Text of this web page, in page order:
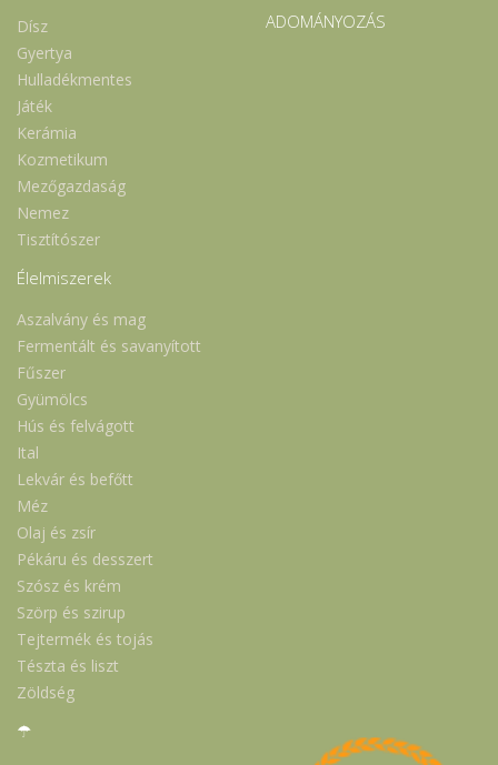
Dísz
Gyertya
Hulladékmentes
Játék
Kerámia
Kozmetikum
Mezőgazdaság
Nemez
Tisztítószer
Élelmiszerek
Aszalvány és mag
Fermentált és savanyított
Fűszer
Gyümölcs
Hús és felvágott
Ital
Lekvár és befőtt
Méz
Olaj és zsír
Pékáru és desszert
Szósz és krém
Szörp és szirup
Tejtermék és tojás
Tészta és liszt
Zöldség
ADOMÁNYOZÁS
☂